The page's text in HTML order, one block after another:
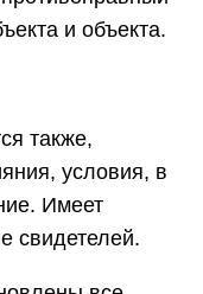
и объекта.
также,
условия, в
Имеет
свидетелей.